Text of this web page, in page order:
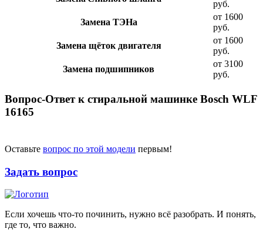
руб.
Замена ТЭНа
от 1600
руб.
Замена щёток двигателя
от 1600
руб.
Замена подшипников
от 3100
руб.
Вопрос-Ответ к стиральной машинке Bosch WLF
16165
Оставьте вопрос по этой модели первым!
Задать вопрос
Если хочешь что-то починить, нужно всё разобрать. И понять,
где то, что важно.